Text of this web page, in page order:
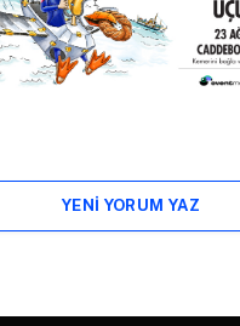
YENI YORUM YAZ